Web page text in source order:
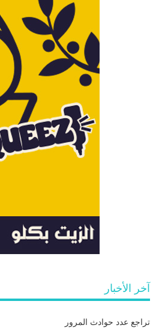
آخر الأخبار
تراجع عدد حوادث المرور